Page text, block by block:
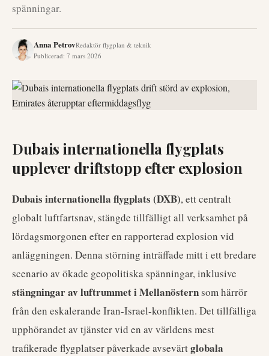
spänningar.
Anna PetrovRedaktör flygplan & teknik
Publicerad: 7 mars 2026
Dubais internationella flygplats
upplever driftstopp efter explosion
Dubais internationella flygplats (DXB), ett centralt
globalt luftfartsnav, stängde tillfälligt all verksamhet på
lördagsmorgonen efter en rapporterad explosion vid
anläggningen. Denna störning inträffade mitt i ett bredare
scenario av ökade geopolitiska spänningar, inklusive
stängningar av luftrummet i Mellanösternsom härrör
från den eskalerande Iran-Israel-konflikten. Det tillfälliga
upphörandet av tjänster vid en av världens mest
trafikerade flygplatser påverkade avsevärtglobala